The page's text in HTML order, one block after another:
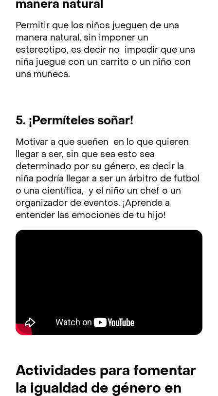
manera natural
Permitir que los niños jueguen de una
manera natural, sin imponer un
estereotipo, es decir no impedir que una
niña juegue con un carrito o un niño con
una muñeca.
5. ¡Permíteles soñar!
Motivar a que sueñen en lo que quieren
llegar a ser, sin que sea esto sea
determinado por su género, es decir la
niña podría llegar a ser un árbitro de futbol
o una científica, y el niño un chef o un
organizador de eventos. ¡Aprende a
entender las emociones de tu hijo!
Actividades para fomentar
la igualdad de género en